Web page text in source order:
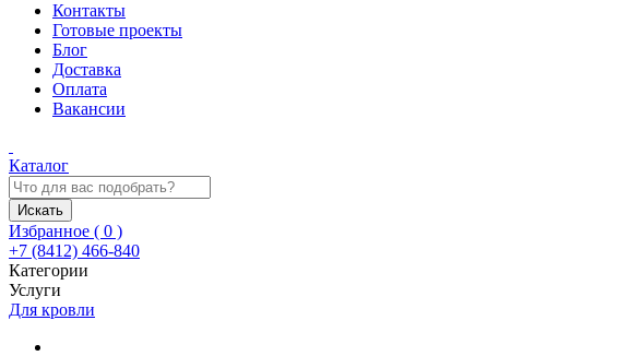
Контакты
Готовые проекты
Блог
Доставка
Оплата
Вакансии
Каталог
Искать
Избранное ( 0 )
+7 (8412) 466-840
Категории
Услуги
Для кровли